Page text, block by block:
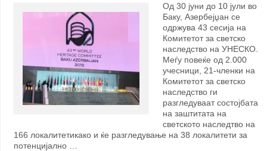
Од 30 јуни до 10 јули во
Баку, Азербејџан сe
одржува 43 сесија на
Комитетот за светско
наследство на УНЕСКО.
Меѓу повеќе од 2.000
учесници, 21-членки на
Комитетот за светско
наследство ги
разгледуваат состојбата
на заштитата на
светското наследтво на
166 локалитетикако и ќе разгледување на 38 локалитети за
потенцијално …